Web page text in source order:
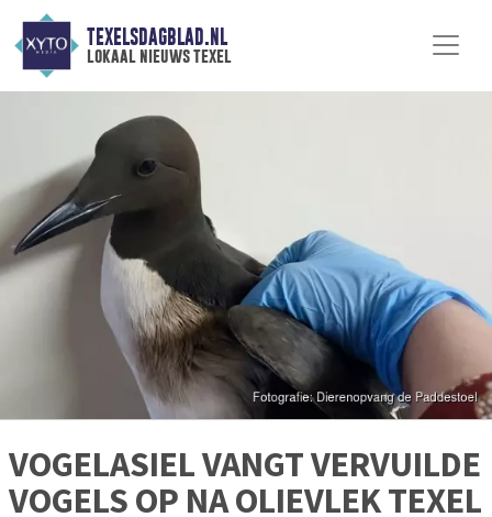
TEXELSDAGBLAD.NL
lokaal nieuws texel
VOGELASIEL VANGT VERVUILDE
VOGELS OP NA OLIEVLEK TEXEL